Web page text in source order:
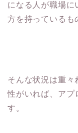
になる人が職場
方を持っているも
そんな状況は重々
性がいれば、アプ
す。